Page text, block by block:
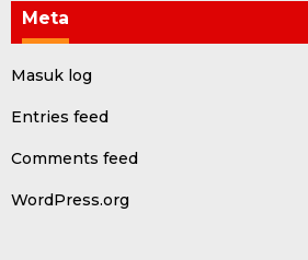
Meta
Masuk log
Entries feed
Comments feed
WordPress.org